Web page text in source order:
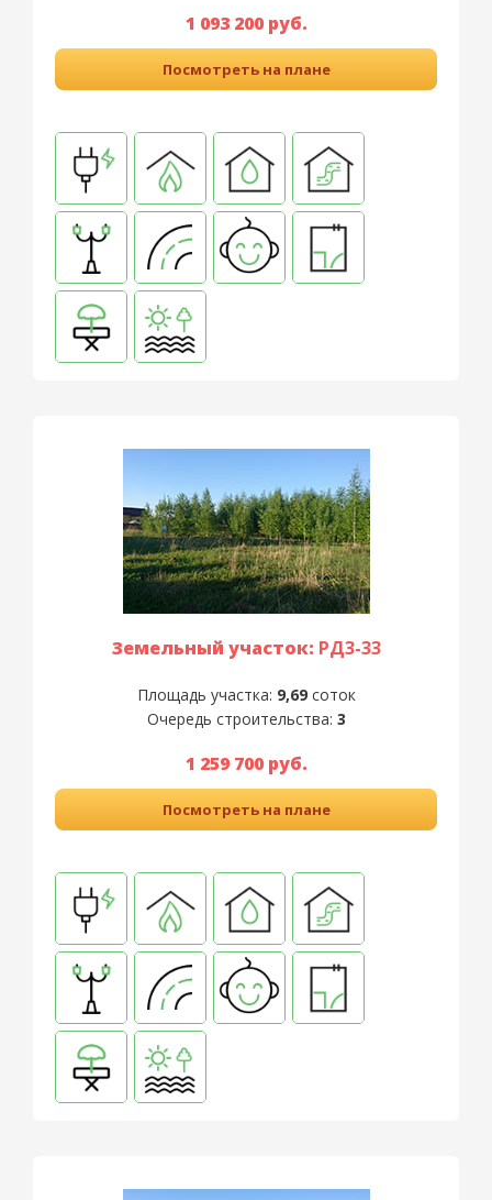
1 093 200 руб.
Посмотреть на плане
Земельный участок: РД3-33
Площадь участка: 9,69соток
Очередь строительства: 3
1 259 700 руб.
Посмотреть на плане